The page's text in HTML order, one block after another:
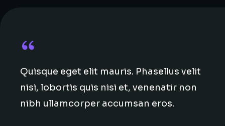
Quisque eget elit mauris. Phasellus velit
nisi, lobortis quis nisi et, venenatir non
nibh ullamcorper accumsan eros.